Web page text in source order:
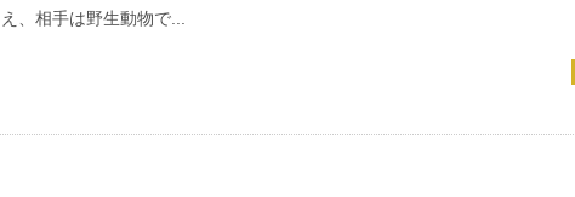
え、相手は野生動物で...